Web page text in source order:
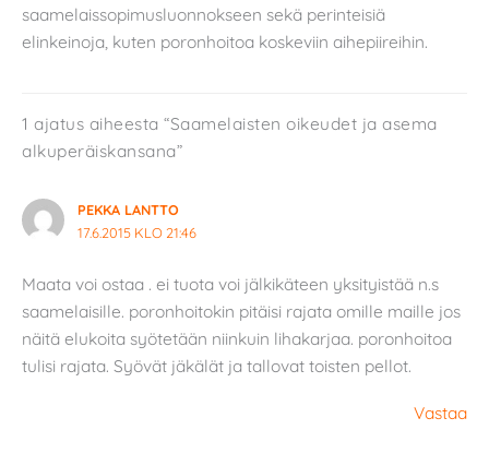
saamelaissopimusluonnokseen sekä perinteisiä
elinkeinoja, kuten poronhoitoa koskeviin aihepiireihin.
1 ajatus aiheesta “Saamelaisten oikeudet ja asema
alkuperäiskansana”
PEKKA LANTTO
17.6.2015 KLO 21:46
Maata voi ostaa . ei tuota voi jälkikäteen yksityistää n.s
saamelaisille. poronhoitokin pitäisi rajata omille maille jos
näitä elukoita syötetään niinkuin lihakarjaa. poronhoitoa
tulisi rajata. Syövät jäkälät ja tallovat toisten pellot.
Vastaa